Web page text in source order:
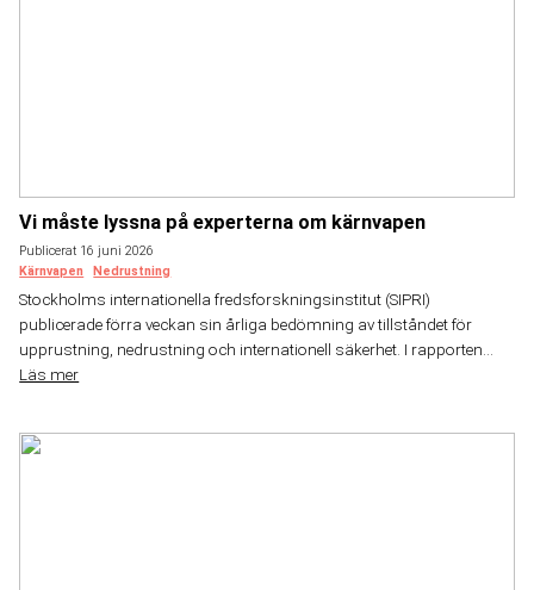
Vi måste lyssna på experterna om kärnvapen
Publicerat 16 juni 2026
Kärnvapen
Nedrustning
Stockholms internationella fredsforskningsinstitut (SIPRI)
publicerade förra veckan sin årliga bedömning av tillståndet för
upprustning, nedrustning och internationell säkerhet. I rapporten...
Läs mer